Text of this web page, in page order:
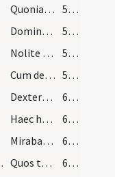
Quoniam aedificavit Dominus Sion
59 (19r)
Dominus regnavit exsultet terra
59 (19r)
Nolite esse prudentes
59 (19r)
Cum descendisset Iesus de monte
59 (19r)
Dextera Domini fecit virtutem
60 (19v)
Haec hostia quaesumus Domine emundet nostra delicta
60 (19v)
Mirabantur omnes
60 (19v)
Quos tantis Domine largiris uti mysteriis
60 (19v)